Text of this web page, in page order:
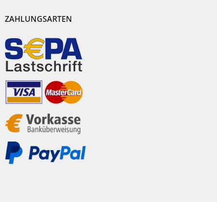
ZAHLUNGSARTEN